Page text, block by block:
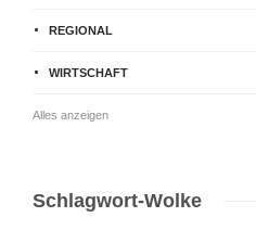
REGIONAL
WIRTSCHAFT
Alles anzeigen
Schlagwort-Wolke